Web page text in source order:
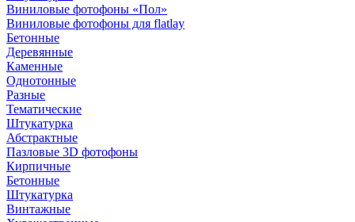
Виниловые фотофоны «Пол»
Виниловые фотофоны для flatlay
Бетонные
Деревянные
Каменные
Однотонные
Разные
Тематические
Штукатурка
Абстрактные
Пазловые 3D фотофоны
Кирпичные
Бетонные
Штукатурка
Винтажные